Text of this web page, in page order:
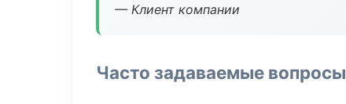
— Клиент компании
Часто задаваемые вопросы